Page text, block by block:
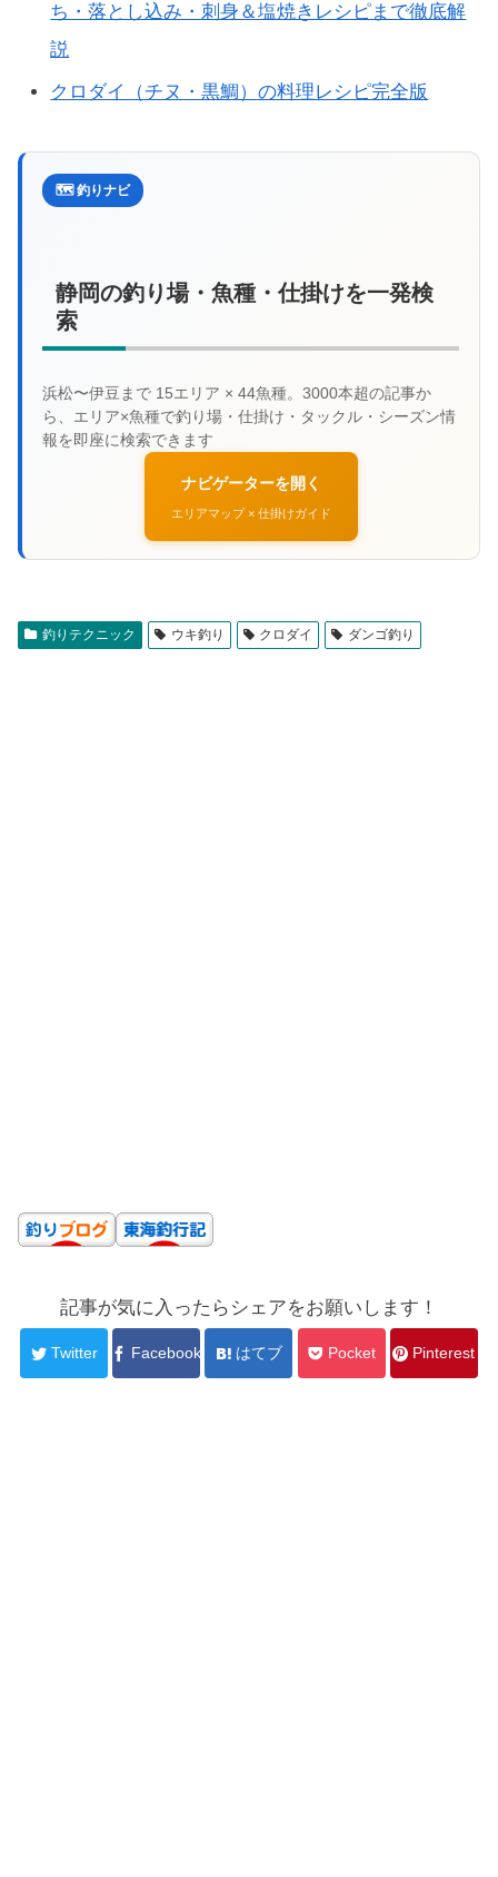
ち・落とし込み・刺身＆塩焼きレシピまで徹底解
説
クロダイ（チヌ・黒鯛）の料理レシピ完全版
🗺️ 釣りナビ
静岡の釣り場・魚種・仕掛けを一発検
索
ナビゲーターを開く
エリアマップ × 仕掛けガイド
釣りテクニック ウキ釣り クロダイ ダンゴ釣り
記事が気に入ったらシェアをお願いします！
Twitter Facebook はてブ Pocket Pinterest